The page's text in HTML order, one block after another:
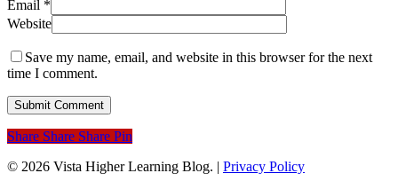
Email *
Website
Save my name, email, and website in this browser for the next
time I comment.
Share Share Share Pin
© 2026 Vista Higher Learning Blog. | Privacy Policy